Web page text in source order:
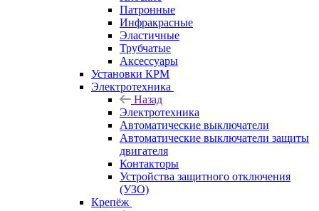
Патронные
Инфракрасные
Эластичные
Трубчатые
Аксессуары
Установки КРМ
Электротехника
Назад
Электротехника
Автоматические выключатели
Автоматические выключатели защиты
двигателя
Контакторы
Устройства защитного отключения
(УЗО)
Крепёж